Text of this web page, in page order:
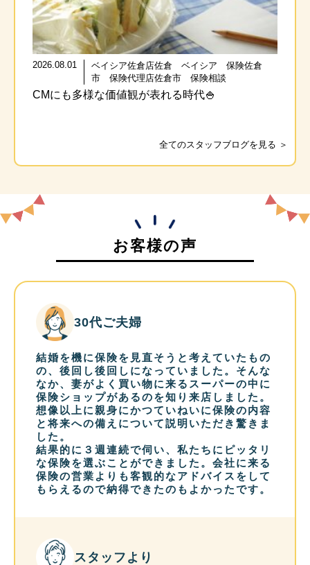
2026.08.01
ベイシア佐倉店佐倉 ベイシア 保険佐倉
市 保険代理店佐倉市 保険相談
CMにも多様な価値観が表れる時代🍚
全てのスタッフブログを見る ＞
お客様の声
30代ご夫婦
結婚を機に保険を見直そうと考えていたもの
の、後回し後回しになっていました。そんな
なか、妻がよく買い物に来るスーパーの中に
保険ショップがあるのを知り来店しました。
想像以上に親身にかつていねいに保険の内容
と将来への備えについて説明いただき驚きま
した。
結果的に３週連続で伺い、私たちにピッタリ
な保険を選ぶことができました。会社に来る
保険の営業よりも客観的なアドバイスをして
もらえるので納得できたのもよかったです。
スタッフより